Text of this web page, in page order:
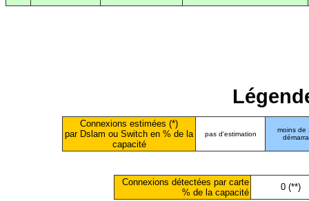
Connexions estimées (*)
par Dslam ou Switch en % de la
capacité
pas d'estimation
moins de
Connexions détectées par carte
% de la capacité
0 (**)